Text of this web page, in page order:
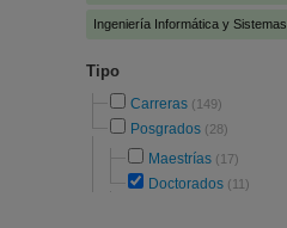
Ingeniería Informática y Sistemas
Tipo
Carreras (149)
Posgrados (28)
Maestrías (17)
Doctorados (11)